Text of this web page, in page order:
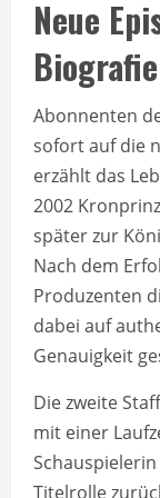
Neue
Abonnenten
sofort auf die
erzählt das
2002
später zur
Nach dem
Produzenten
dabei auf
Genauigkeit
Die zweite
mit einer
Schauspielerin
Titelrolle